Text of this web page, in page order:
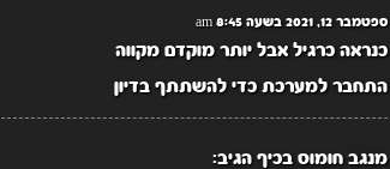
ספטמבר 12, 2021 בשעה 8:45 am
כנראה כרגיל אבל יותר מוקדם מקווה
התחבר למערכת כדי להשתתף בדיון
מנגב חומוס בכיף הגיב: